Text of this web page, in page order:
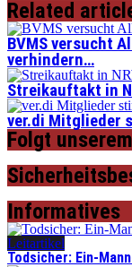
Related
BVMS versucht
verhindern…
Streikauftakt in
ver.di Mitglieder
Folgt
Informatives
Leitartikel
Todsicher: Ein-